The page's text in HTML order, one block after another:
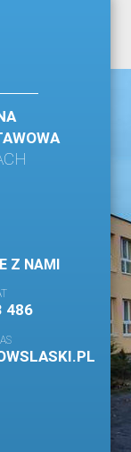
Z NAMI
486